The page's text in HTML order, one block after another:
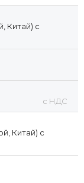
Китай) с
с НДС
Китай) с